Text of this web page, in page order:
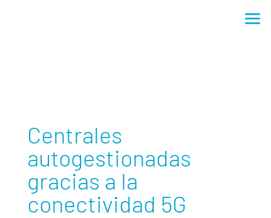
Centrales
autogestionadas
gracias a la
conectividad 5G